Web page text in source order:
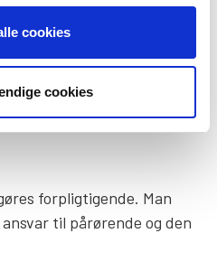
cookies
cookies
skal, når der er mangel på
det med samarbejde ikke
også relationel
over, når man skifter.
forpligtigende. Man
til pårørende og den